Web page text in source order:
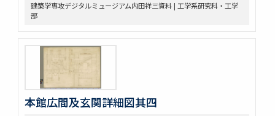
建築学専攻デジタルミュージアム内田祥三資料 | 工学系研究科・工学
部
本館広間及玄関詳細図其四